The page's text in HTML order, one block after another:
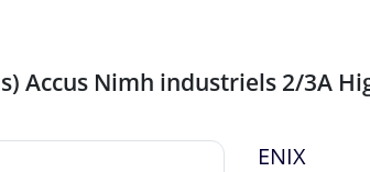
Accus Nimh industriels 2/3A
ENIX